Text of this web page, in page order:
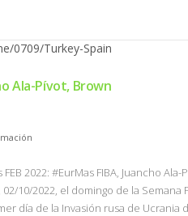
Ala-Pívot, Brown
2022: #EurMas FIBA, Juancho Ala-
10/2022, el domingo de la Semana
día de la Invasión rusa de Ucrania